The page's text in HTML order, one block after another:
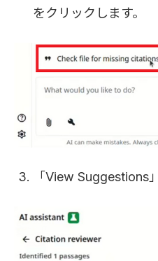
をクリックします。
「View Suggestions